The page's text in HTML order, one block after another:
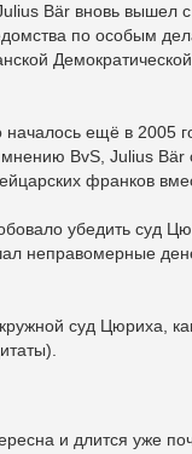
Bär вновь вышел
по особым
ещё в 2005
BvS, Julius Bär
франков
убедить суд
неправомерные
суд Цюриха,
и длится уже